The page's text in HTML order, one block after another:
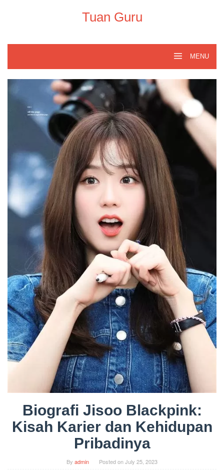
Tuan Guru
MENU
Biografi Jisoo Blackpink:
Kisah Karier dan Kehidupan
Pribadinya
By admin Posted onJuly 25, 2023